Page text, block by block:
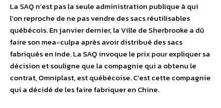
La SAQ n’est pas la seule administration publique à qui
l’on reproche de ne pas vendre des sacs réutilisables
québécois. En janvier dernier, la Ville de Sherbrooke a dû
faire son mea-culpa après avoir distribué des sacs
fabriqués en Inde. La SAQ invoque le prix pour expliquer sa
décision et souligne que la compagnie qui a obtenu le
contrat, Omniplast, est québécoise. C’est cette compagnie
qui a décidé de les faire fabriquer en Chine.